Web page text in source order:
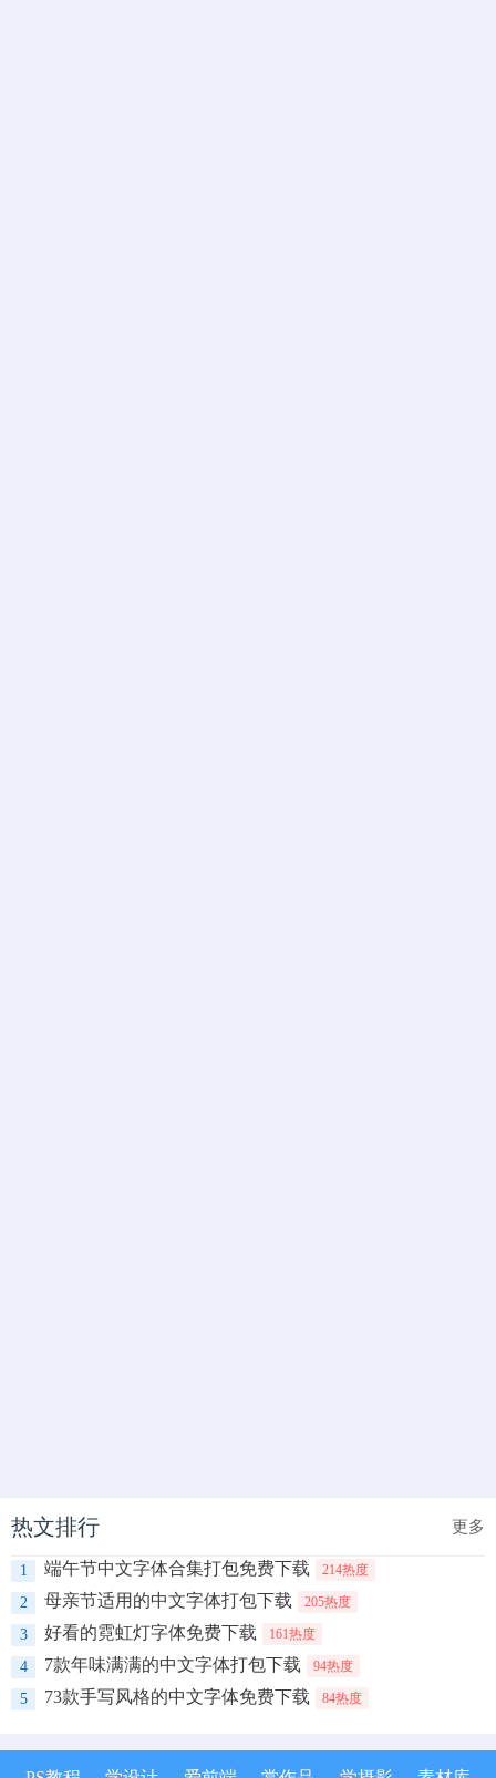
热文排行 更多
1 端午节中文字体合集打包免费下载 214热度
2 母亲节适用的中文字体打包下载 205热度
3 好看的霓虹灯字体免费下载 161热度
4 7款年味满满的中文字体打包下载 94热度
5 73款手写风格的中文字体免费下载 84热度